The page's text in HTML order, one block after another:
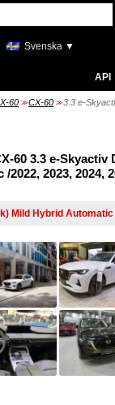
Svenska ▼
API
60 >> CX-60 >> 3.3 e-
60 3.3 e-Skyactiv
2022, 2023, 2024,